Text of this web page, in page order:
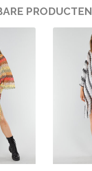
PRODUCTEN